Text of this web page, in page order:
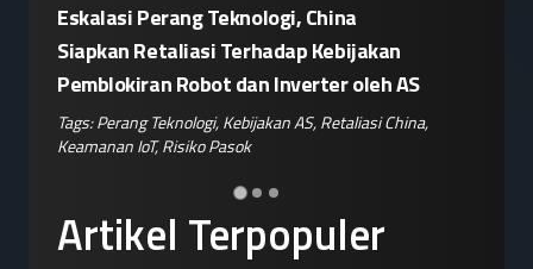
Artikel Terpopuler
Eskalasi Perang Teknologi, China
Siapkan Retaliasi Terhadap Kebijakan
Pemblokiran Robot dan Inverter oleh AS
Tags:Perang Teknologi,Kebijakan AS,Retaliasi China,
Keamanan IoT,Risiko Pasok